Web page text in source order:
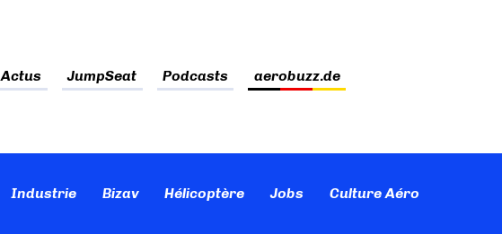
Actus JumpSeat Podcasts aerobuzz.de
Industrie Bizav Hélicoptère Jobs Culture Aéro